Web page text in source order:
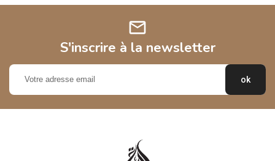
mail
S'inscrire à la newsletter